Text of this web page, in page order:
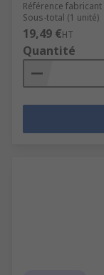
Référence fabricant
Sous-total (1 unité)
19,49 €HT
Quantité